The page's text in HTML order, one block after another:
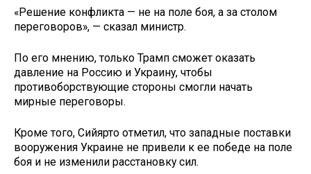
«Решение конфликта — не на поле боя, а за столом
переговоров», — сказал министр.
По его мнению, только Трамп сможет оказать
давление на Россию и Украину, чтобы
противоборствующие стороны смогли начать
мирные переговоры.
Кроме того, Сийярто отметил, что западные поставки
вооружения Украине не привели к ее победе на поле
боя и не изменили расстановку сил.